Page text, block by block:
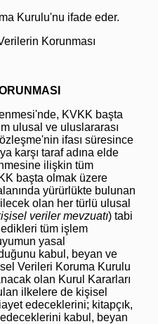
Kurulu'nu ifade eder.
Korunması
KVKK başta
ulusal ve uluslararası
ifası süresince
karşı taraf adına elde
ilişkin tüm
başta olmak üzere
yürürlükte bulunan
olan her türlü ulusal
veriler mevzuatı) tabi
tüm işlem
yasal
kabul, beyan ve
Verileri Koruma Kurulu
olan Kurul Kararları
ilkelere de kişisel
edeceklerini; kitapçık,
kabul, beyan